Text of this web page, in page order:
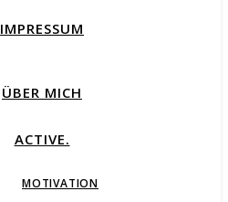
IMPRESSUM
ÜBER MICH
ACTIVE.
MOTIVATION